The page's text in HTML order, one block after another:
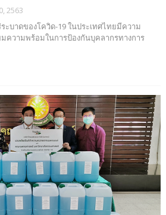
2563
ะบาดของโควิด-19 ในประเทศไทยมีความ
ความพร้อมในการป้องกันบุคลากรทางการ